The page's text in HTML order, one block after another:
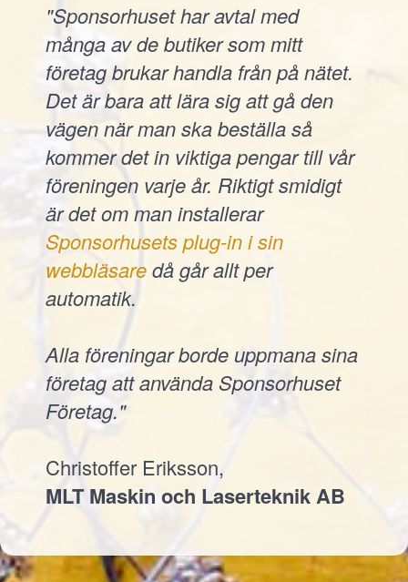
"Sponsorhuset har avtal med
många av de butiker som mitt
företag brukar handla från på nätet.
Det är bara att lära sig att gå den
vägen när man ska beställa så
kommer det in viktiga pengar till vår
föreningen varje år. Riktigt smidigt
är det om man installerar
Sponsorhusets plug-in i sin
webbläsaredå går allt per
automatik.
Alla föreningar borde uppmana sina
företag att använda Sponsorhuset
Företag."
Christoffer Eriksson,
MLT Maskin och Laserteknik AB